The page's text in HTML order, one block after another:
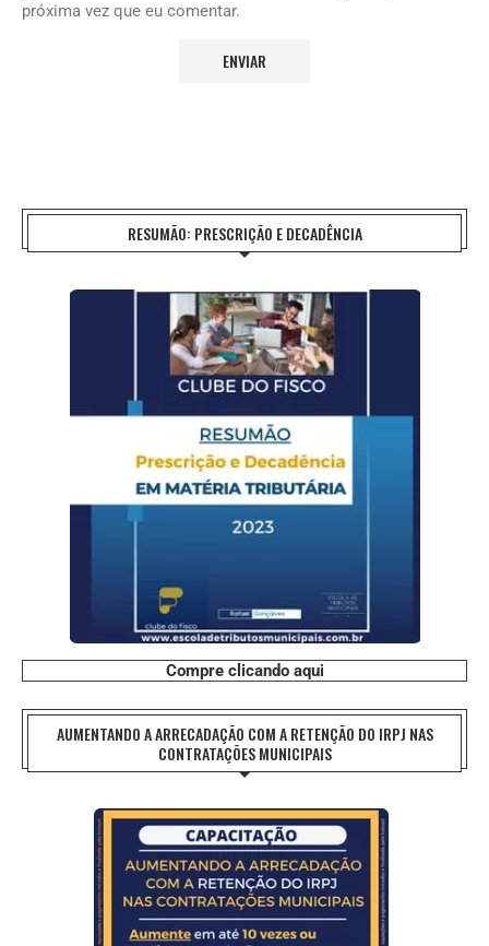
próxima vez que eu comentar.
RESUMÃO: PRESCRIÇÃO E DECADÊNCIA
Compre clicando aqui
AUMENTANDO A ARRECADAÇÃO COM A RETENÇÃO DO IRPJ NAS
CONTRATAÇÕES MUNICIPAIS